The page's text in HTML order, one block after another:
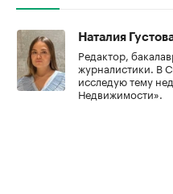
Наталия
Редактор,
журналистики. В
исследую тему
Недвижимости».